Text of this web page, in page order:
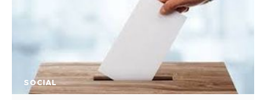
SOCIAL